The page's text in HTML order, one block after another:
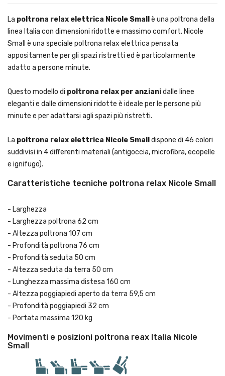
La poltrona relax elettrica Nicole Small
è una poltrona della
linea Italia con dimensioni ridotte e massimo comfort. Nicole
Small è una speciale poltrona relax elettrica pensata
appositamente per gli spazi ristretti ed è particolarmente
adatto a persone minute.
Questo modello di poltrona relax per anzianidalle linee
eleganti e dalle dimensioni ridotte è ideale per le persone più
minute e per adattarsi agli spazi più ristretti.
La poltrona relax elettrica Nicole Small
dispone di 46 colori
suddivisi in 4 differenti materiali (antigoccia, microfibra, ecopelle
e ignifugo).
Caratteristiche tecniche poltrona relax Nicole Small
- Larghezza
- Larghezza poltrona 62 cm
- Altezza poltrona 107 cm
- Profondità poltrona 76 cm
- Profondità seduta 50 cm
- Altezza seduta da terra 50 cm
- Lunghezza massima distesa 160 cm
- Altezza poggiapiedi aperto da terra 59,5 cm
- Profondità poggiapiedi 32 cm
- Portata massima 120 kg
Movimenti e posizioni poltrona reax Italia Nicole
Small